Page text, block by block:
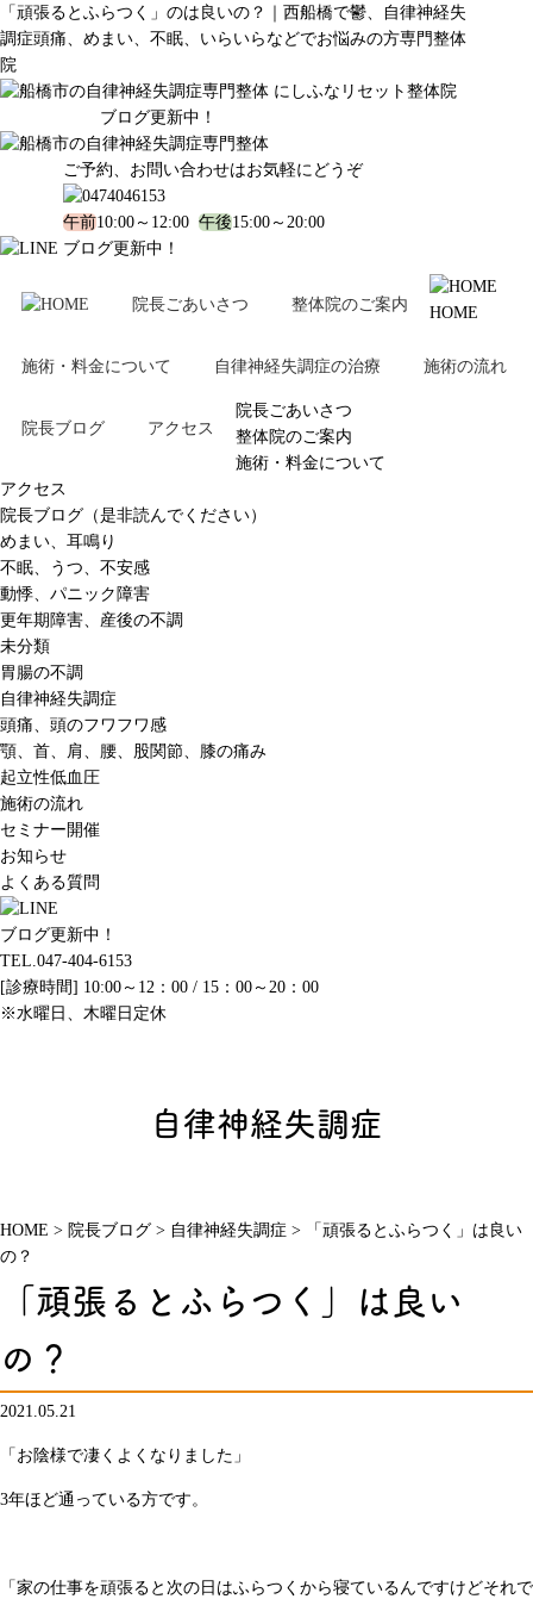
「頑張るとふらつく」のは良いの？｜西船橋で鬱、自律神経失
調症頭痛、めまい、不眠、いらいらなどでお悩みの方専門整体
院
ブログ更新中！
ご予約、お問い合わせはお気軽にどうぞ
午前10:00～12:00 午後15:00～20:00
ブログ更新中！
院長ごあいさつ 整体院のご案内
施術・料金について 自律神経失調症の治療 施術の流れ
院長ブログ アクセス
HOME
院長ごあいさつ
整体院のご案内
施術・料金について
アクセス
院長ブログ（是非読んでください）
めまい、耳鳴り
不眠、うつ、不安感
動悸、パニック障害
更年期障害、産後の不調
未分類
胃腸の不調
自律神経失調症
頭痛、頭のフワフワ感
顎、首、肩、腰、股関節、膝の痛み
起立性低血圧
施術の流れ
セミナー開催
お知らせ
よくある質問
ブログ更新中！
TEL.047-404-6153
[診療時間] 10:00～12：00 / 15：00～20：00
※水曜日、木曜日定休
自律神経失調症
HOME > 院長ブログ > 自律神経失調症 >
「頑張るとふらつく」は良い
の？
「頑張るとふらつく」は良い
の？
2021.05.21
「お陰様で凄くよくなりました」
3年ほど通っている方です。
「家の仕事を頑張ると次の日はふらつくから寝ているんですけどそれで